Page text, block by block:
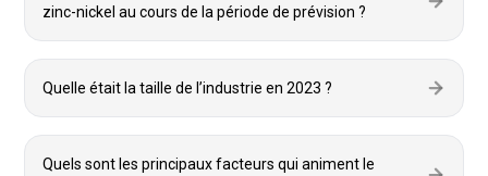
zinc-nickel au cours de la période de prévision ?
Quelle était la taille de l’industrie en 2023 ?
Quels sont les principaux facteurs qui animent le